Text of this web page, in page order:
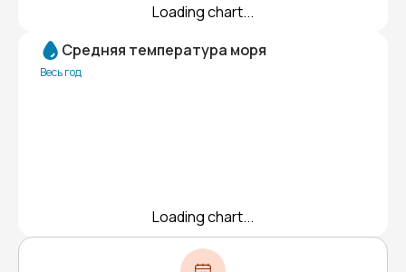
Loading chart...
Средняя температура моря
Весь год
Loading chart...